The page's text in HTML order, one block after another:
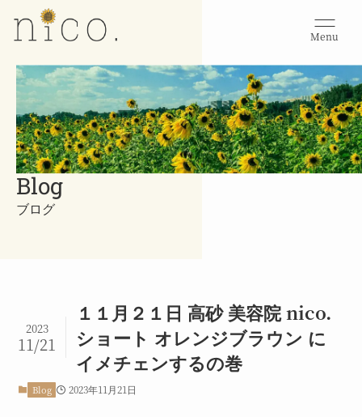
Menu
Blog
ブログ
１１月２１日 高砂 美容院 nico.
ショート オレンジブラウン に
イメチェンするの巻
2023
11/21
Blog 2023年11月21日